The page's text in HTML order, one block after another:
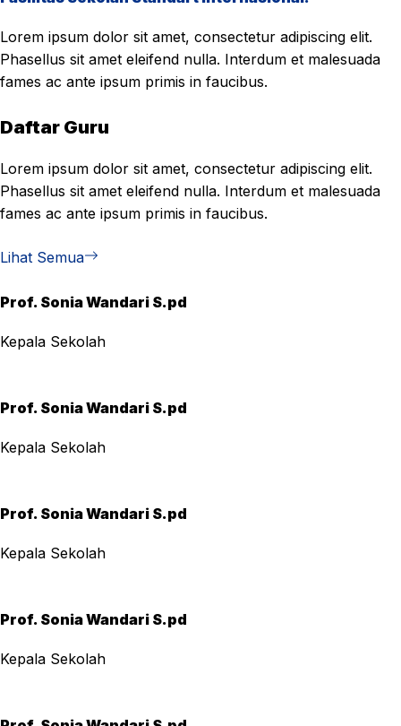
Lorem ipsum dolor sit amet, consectetur adipiscing elit.
Phasellus sit amet eleifend nulla. Interdum et malesuada
fames ac ante ipsum primis in faucibus.
Daftar Guru
Lorem ipsum dolor sit amet, consectetur adipiscing elit.
Phasellus sit amet eleifend nulla. Interdum et malesuada
fames ac ante ipsum primis in faucibus.
Lihat Semua
Prof. Sonia Wandari S.pd
Kepala Sekolah
Prof. Sonia Wandari S.pd
Kepala Sekolah
Prof. Sonia Wandari S.pd
Kepala Sekolah
Prof. Sonia Wandari S.pd
Kepala Sekolah